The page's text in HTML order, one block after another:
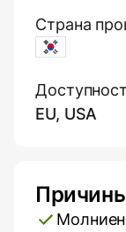
Страна
South Korea
EU, USA
Плюсы и